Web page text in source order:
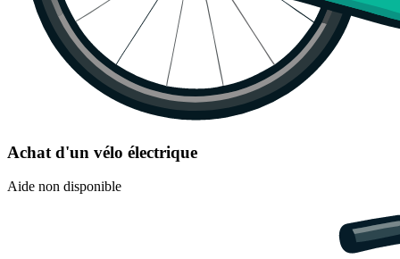
Achat d'un vélo électrique
Aide non disponible